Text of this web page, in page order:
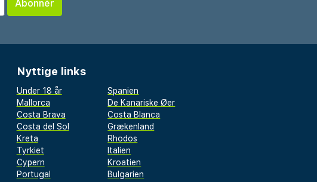
Nyttige links
Under 18 år
Spanien
Mallorca
De Kanariske Øer
Costa Brava
Costa Blanca
Costa del Sol
Grækenland
Kreta
Rhodos
Tyrkiet
Italien
Cypern
Kroatien
Portugal
Bulgarien